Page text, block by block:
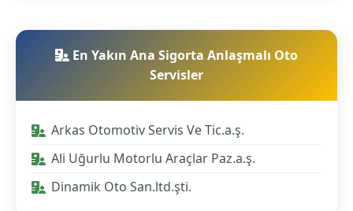
En Yakın Ana Sigorta Anlaşmalı Oto
Servisler
Arkas Otomotiv Servis Ve Tic.a.ş.
Ali Uğurlu Motorlu Araçlar Paz.a.ş.
Dinamik Oto San.ltd.şti.